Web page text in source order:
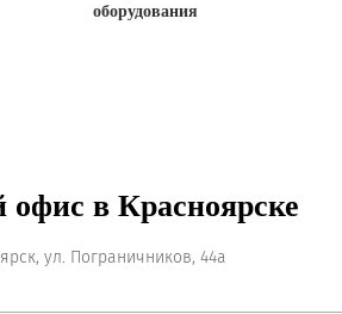
оборудования
офис в Красноярске
ул. Пограничников, 44а